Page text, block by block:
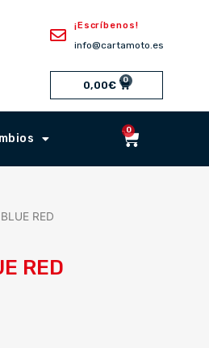
¡Escríbenos!
info@cartamoto.es
0,00€ 0Cart
0
RED
RED